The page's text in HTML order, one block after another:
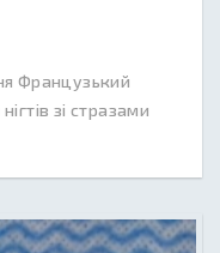
Французький
зі стразами